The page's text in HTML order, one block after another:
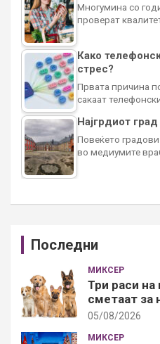
Многумина со
проверат
Како
стрес?
Првата причина
сакаат
Најгрдиот
Повеќето
во медиумите
Последни
МИКСЕР
Три раси на
сметаат за
05/08/2026
МИКСЕР